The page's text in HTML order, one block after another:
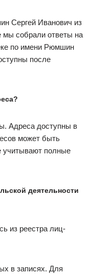
Сергей Иванович из
мы собрали ответы на
по имени Рюмшин
после
Адреса доступны в
может быть
учитывают полные
деятельности
из реестра лиц-
в записях. Для